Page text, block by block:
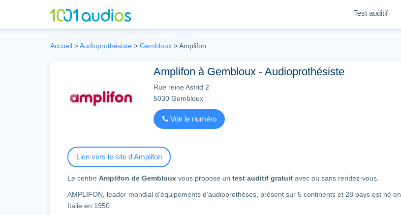
Test auditif
Accueil >Audioprothésiste > Gembloux >Amplifon
Amplifon à Gembloux - Audioprothésiste
Rue reine Astrid 2
5030 Gembloux
Voir le numéro
Lien vers le site d'Amplifon
Le centre Amplifon de Gembloux vous propose un test auditif gratuit avec ou sans rendez-vous.
AMPLIFON, leader mondial d’équipements d’audioprothèses, présent sur 5 continents et 28 pays est né en
Italie en 1950.